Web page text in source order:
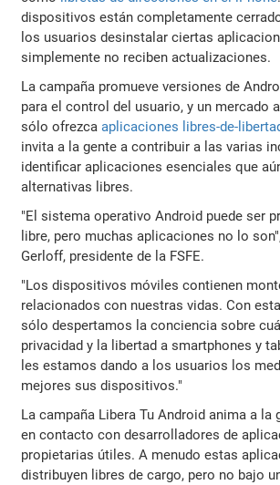
dispositivos están completamente
los usuarios desinstalar ciertas
simplemente no reciben actualizaciones.
La campaña promueve versiones de
para el control del usuario, y un mercado
sólo ofrezcaaplicaciones libres-de-
invita a la gente a contribuir a las varias
identificar aplicaciones esenciales que
alternativas libres.
"El sistema operativo Android puede ser
libre, pero muchas aplicaciones no lo
Gerloff, presidente de la FSFE.
"Los dispositivos móviles contienen
relacionados con nuestras vidas. Con
sólo despertamos la conciencia sobre
privacidad y la libertad a smartphones y
les estamos dando a los usuarios los
mejores sus dispositivos."
La campaña Libera Tu Android anima a la
en contacto con desarrolladores de
propietarias útiles. A menudo estas
distribuyen libres de cargo, pero no bajo